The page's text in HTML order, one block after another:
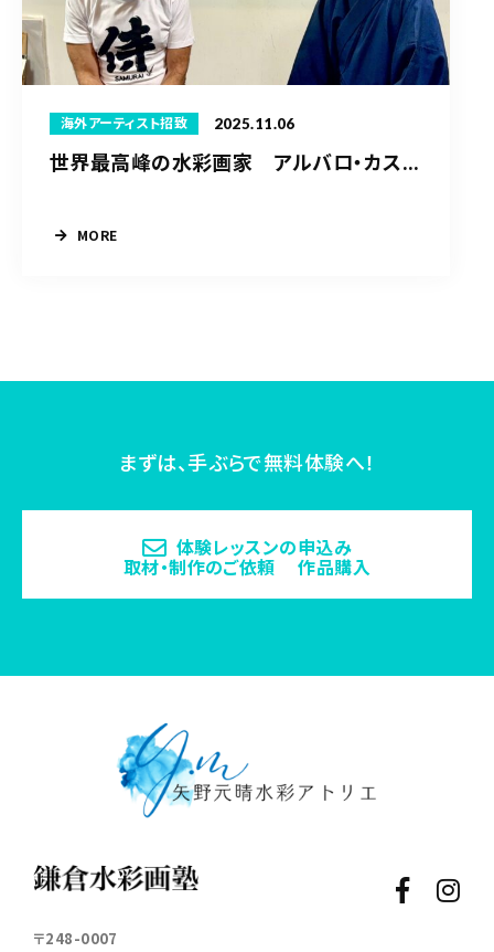
海外アーティスト招致 2025.11.06
世界最高峰の水彩画家 アルバロ・カス...
MORE
まずは、手ぶらで無料体験へ！
体験レッスンの申込み
取材・制作のご依頼 作品購入
〒248-0007